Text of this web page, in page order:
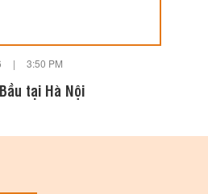
| 3:50 PM
tại Hà Nội